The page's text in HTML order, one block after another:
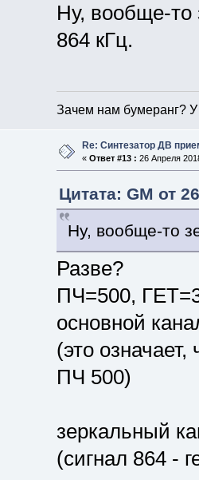
Ну, вообще-то
864 кГц.
Зачем нам бумеранг? У
Re: Синтезатор ДВ
« Ответ #13 : 26 Апреля
Цитата: GM от
Ну, вообще-то
Разве?
ПЧ=500,
основной
(это
ПЧ 500)
зеркальный
(сигнал 864 -